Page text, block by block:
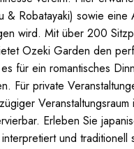
& Robatayaki) sowie eine
wird. Mit über 200
Ozeki Garden den
für ein romantisches
Für private
Veranstaltungsraum
Erleben Sie
und traditionell